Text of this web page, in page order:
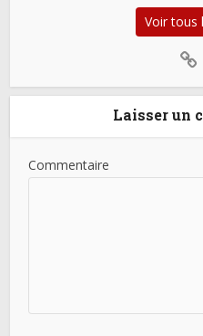
Voir tous
Laisser un
Commentaire